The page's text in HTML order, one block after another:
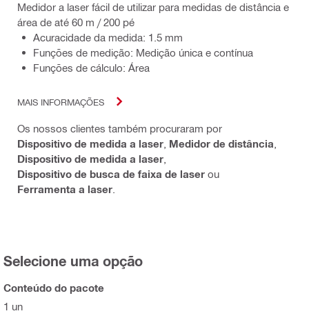
Medidor a laser fácil de utilizar para medidas de distância e
área de até 60 m / 200 pé
Acuracidade da medida: 1.5 mm
Funções de medição: Medição única e contínua
Funções de cálculo: Área
MAIS INFORMAÇÕES
Os nossos clientes também procuraram por
Dispositivo de medida a laser Medidor de distância
Dispositivo de medida a laser
Dispositivo de busca de faixa de laser ou
Ferramenta a laser
Selecione uma opção
Conteúdo do pacote
1 un